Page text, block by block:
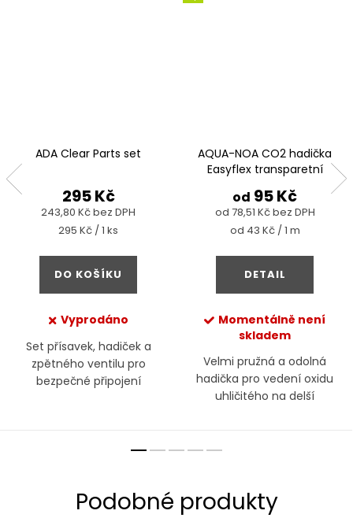
ADA Clear Parts set
243,80 Kč bez DPH
295 Kč
Měrná
295 Kč / 1 ks
DO KOŠÍKU
Vyprodáno
Set přísavek, hadiček a
zpětného ventilu pro
bezpečné připojení
AQUA-NOA CO2 hadička
Easyflex transparetní
od 78,51 Kč bez DPH
od 95 Kč
Měrná
od 43 Kč / 1 m
DETAIL
Momentálně není
skladem
Velmi pružná a odolná
hadička pro vedení oxidu
uhličitého na delší